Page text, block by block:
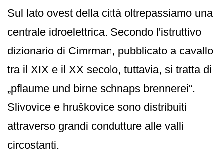
Sul lato ovest della città oltrepassiamo una
centrale idroelettrica. Secondo l'istruttivo
dizionario di Cimrman, pubblicato a cavallo
tra il XIX e il XX secolo, tuttavia, si tratta di
„pflaume und birne schnaps brennerei“.
Slivovice e hruškovice sono distribuiti
attraverso grandi condutture alle valli
circostanti.